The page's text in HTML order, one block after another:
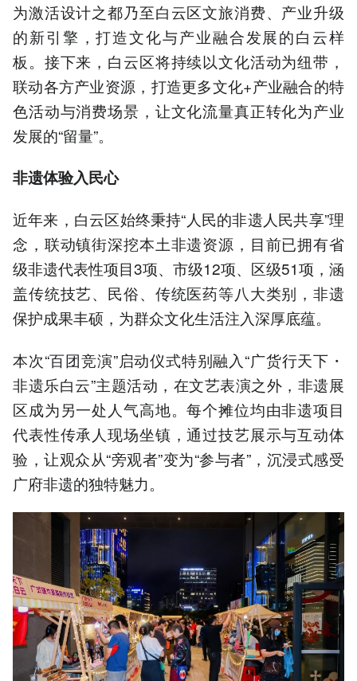
为激活设计之都乃至白云区文旅消费、产业升级
的新引擎，打造文化与产业融合发展的白云样
板。接下来，白云区将持续以文化活动为纽带，
联动各方产业资源，打造更多文化+产业融合的特
色活动与消费场景，让文化流量真正转化为产业
发展的“留量”。
非遗体验入民心
近年来，白云区始终秉持“人民的非遗人民共享”理
念，联动镇街深挖本土非遗资源，目前已拥有省
级非遗代表性项目3项、市级12项、区级51项，涵
盖传统技艺、民俗、传统医药等八大类别，非遗
保护成果丰硕，为群众文化生活注入深厚底蕴。
本次“百团竞演”启动仪式特别融入“广货行天下・
非遗乐白云”主题活动，在文艺表演之外，非遗展
区成为另一处人气高地。每个摊位均由非遗项目
代表性传承人现场坐镇，通过技艺展示与互动体
验，让观众从“旁观者”变为“参与者”，沉浸式感受
广府非遗的独特魅力。